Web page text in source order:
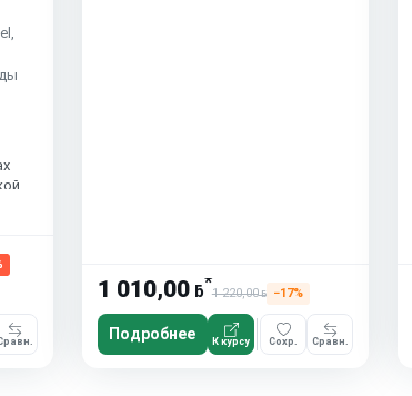
1 010,00ƃ*
1 220,00ƃ −17%
Подробнее К курсу Сохр. Сравн.